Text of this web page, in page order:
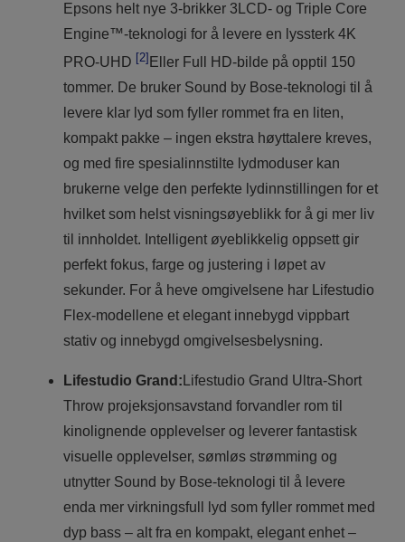
Epsons helt nye 3-brikker 3LCD- og Triple Core
Engine™-teknologi for å levere en lyssterk 4K
PRO-UHD [2] Eller Full HD-bilde på opptil 150
tommer. De bruker Sound by Bose-teknologi til å
levere klar lyd som fyller rommet fra en liten,
kompakt pakke – ingen ekstra høyttalere kreves,
og med fire spesialinnstilte lydmoduser kan
brukerne velge den perfekte lydinnstillingen for et
hvilket som helst visningsøyeblikk for å gi mer liv
til innholdet. Intelligent øyeblikkelig oppsett gir
perfekt fokus, farge og justering i løpet av
sekunder. For å heve omgivelsene har Lifestudio
Flex-modellene et elegant innebygd vippbart
stativ og innebygd omgivelsesbelysning.
Lifestudio Grand: Lifestudio Grand Ultra-Short
Throw projeksjonsavstand forvandler rom til
kinolignende opplevelser og leverer fantastisk
visuelle opplevelser, sømløs strømming og
utnytter Sound by Bose-teknologi til å levere
enda mer virkningsfull lyd som fyller rommet med
dyp bass – alt fra en kompakt, elegant enhet –